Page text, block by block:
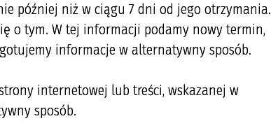
później niż w ciągu 7 dni od jego otrzymania.
o tym. W tej informacji podamy nowy termin,
informacje w alternatywny sposób.
internetowej lub treści, wskazanej w
sposób.